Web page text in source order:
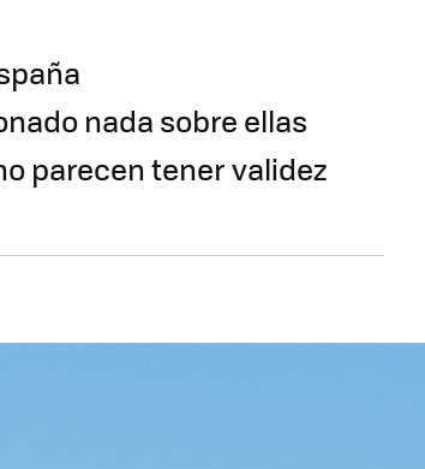
nada sobre ellas
parecen tener validez